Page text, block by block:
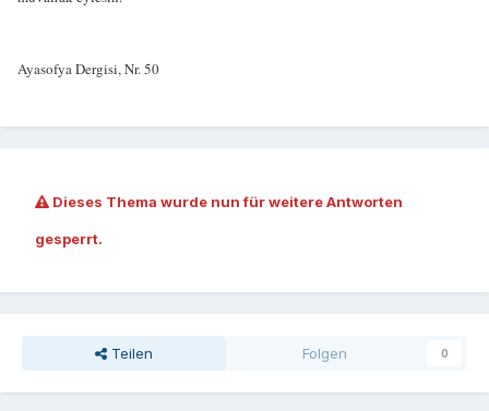
Ayasofya Dergisi, Nr. 50
Dieses Thema wurde nun für weitere Antworten
gesperrt.
Teilen Folgen 0